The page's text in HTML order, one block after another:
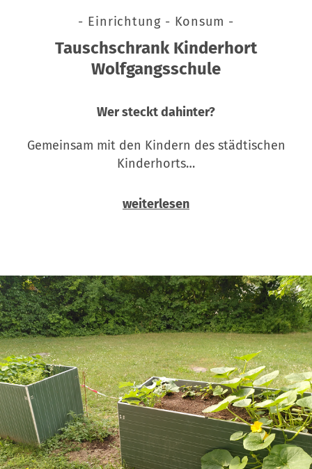
- Einrichtung - Konsum -
Tauschschrank Kinderhort
Wolfgangsschule
Wer steckt dahinter?
Gemeinsam mit den Kindern des städtischen
Kinderhorts…
weiterlesen